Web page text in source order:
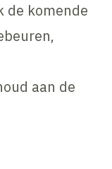
de komende
aan de